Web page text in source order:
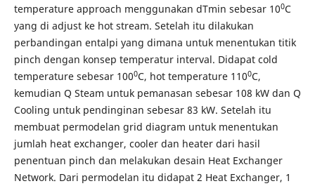
temperature approach menggunakan dTmin sebesar 100C
yang di adjust ke hot stream. Setelah itu dilakukan
perbandingan entalpi yang dimana untuk menentukan titik
pinch dengan konsep temperatur interval. Didapat cold
temperature sebesar 1000C, hot temperature 1100C,
kemudian Q Steam untuk pemanasan sebesar 108 kW dan Q
Cooling untuk pendinginan sebesar 83 kW. Setelah itu
membuat permodelan grid diagram untuk menentukan
jumlah heat exchanger, cooler dan heater dari hasil
penentuan pinch dan melakukan desain Heat Exchanger
Network. Dari permodelan itu didapat 2 Heat Exchanger, 1